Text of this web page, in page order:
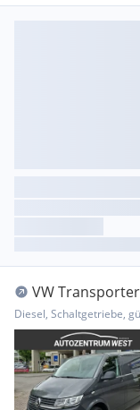
VW
TDI Comfortline
Diesel, Schaltgetriebe,